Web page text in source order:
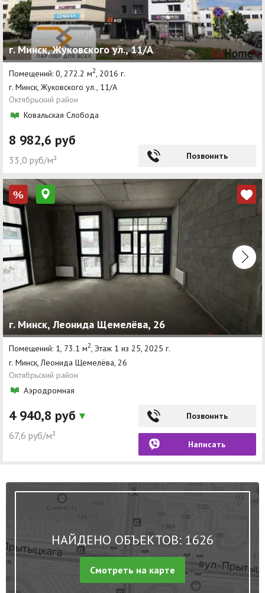
г. Минск, Жуковского ул., 11/А
Помещений: 0, 272.2 м2 , 2016 г.
г. Минск, Жуковского ул., 11/А
Октябрьский район
Ковальская Слобода
8 982,6 руб
33,0 руб/м² Позвонить
%
г. Минск, Леонида Щемелёва, 26
Помещений: 1, 73.1 м2, Этаж 1 из 25, 2025 г.
г. Минск, Леонида Щемелёва, 26
Октябрьский район
Аэродромная
4 940,8 руб
67,6 руб/м²
Позвонить
Написать
НАЙДЕНО ОБЪЕКТОВ: 1626
Смотреть на карте